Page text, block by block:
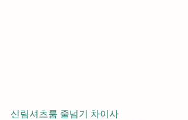
신림셔츠룸 줄넘기 차이사